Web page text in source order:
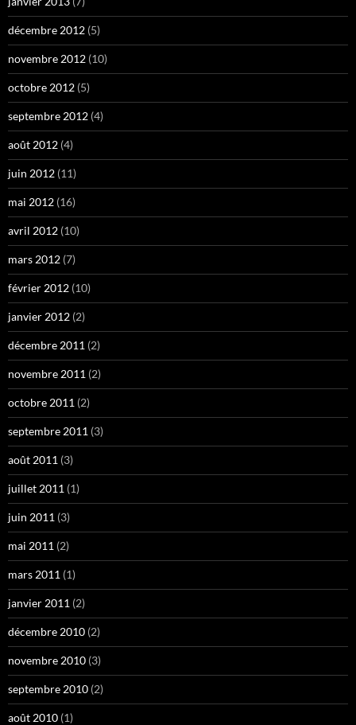
décembre 2012 (5)
novembre 2012 (10)
octobre 2012 (5)
septembre 2012 (4)
août 2012 (4)
juin 2012 (11)
mai 2012 (16)
avril 2012 (10)
mars 2012 (7)
février 2012 (10)
janvier 2012 (2)
décembre 2011 (2)
novembre 2011 (2)
octobre 2011 (2)
septembre 2011 (3)
août 2011 (3)
juillet 2011 (1)
juin 2011 (3)
mai 2011 (2)
mars 2011 (1)
janvier 2011 (2)
décembre 2010 (2)
novembre 2010 (3)
septembre 2010 (2)
août 2010 (1)